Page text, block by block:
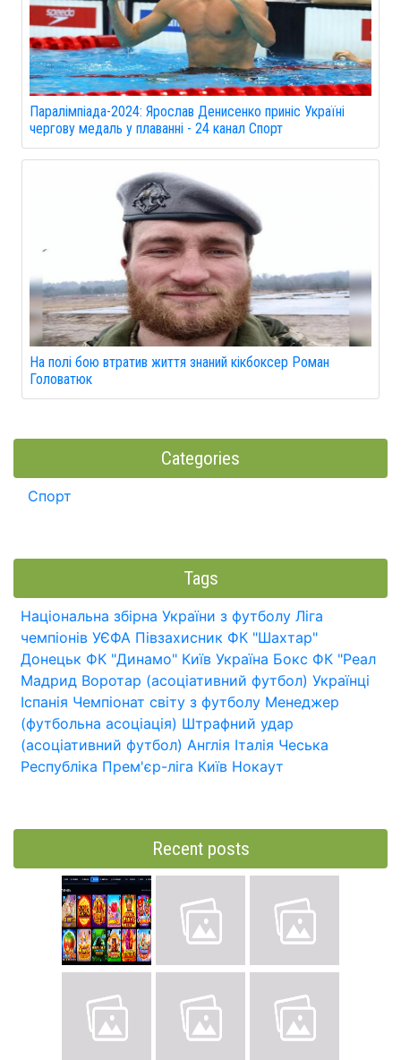
Паралімпіада-2024: Ярослав Денисенко приніс Україні
чергову медаль у плаванні - 24 канал Спорт
На полі бою втратив життя знаний кікбоксер Роман
Головатюк
Categories
Спорт
Tags
Національна збірна України з футболу Ліга
чемпіонів УЄФА Півзахисник ФК "Шахтар"
Донецьк ФК "Динамо" Київ Україна Бокс ФК "Реал
Мадрид Воротар (асоціативний футбол) Українці
Іспанія Чемпіонат світу з футболу Менеджер
(футбольна асоціація) Штрафний удар
(асоціативний футбол) Англія Італія Чеська
Республіка Прем'єр-ліга Київ Нокаут
Recent posts